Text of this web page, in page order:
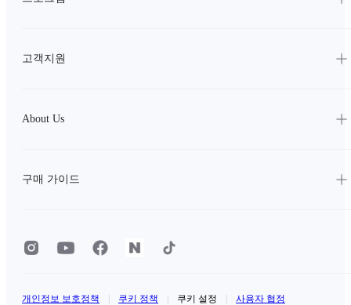
고객지원
About Us
구매 가이드
개인정보 보호정책 쿠키 정책 쿠키 설정 사용자 협정